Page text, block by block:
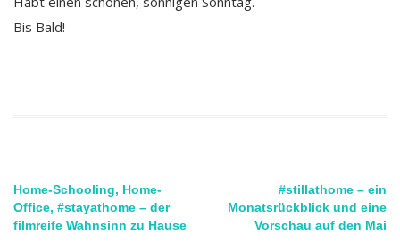
Bis Bald!
Beitragsnavigation
Home-Schooling, Home-
Office, #stayathome – der
filmreife Wahnsinn zu Hause
#stillathome – ein
Monatsrückblick und eine
Vorschau auf den Mai